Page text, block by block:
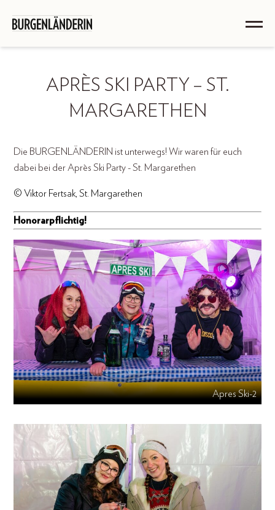
APRÈS SKI PARTY – ST.
MARGARETHEN
Die BURGENLÄNDERIN ist unterwegs! Wir waren für euch
dabei bei der Après Ski Party - St. Margarethen
© Viktor Fertsak, St. Margarethen
Honorarpflichtig!
Apres Ski-2